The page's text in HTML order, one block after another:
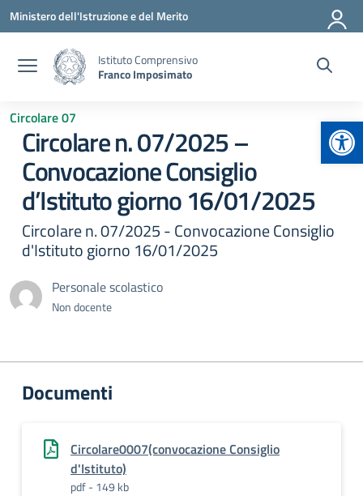
Vai ai contenuti
Vai al menu di navigazione
Vai al footer
Ministero dell'Istruzione e del Merito
Istituto Comprensivo
Franco Imposimato
Circolare 07
Circolare n. 07/2025 –
Convocazione Consiglio
d’Istituto giorno 16/01/2025
Circolare n. 07/2025 - Convocazione Consiglio
d'Istituto giorno 16/01/2025
Personale scolastico
Non docente
Documenti
Circolare0007(convocazione Consiglio
d'Istituto)
pdf - 149 kb